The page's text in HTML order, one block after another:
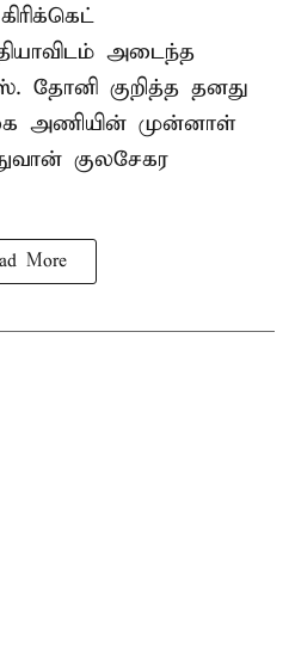
கிரிக்கெட்
அடைந்த
தோனி குறித்த தனது
அணியின் முன்னாள்
குலசேகர
More